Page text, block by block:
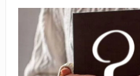
APA HUKUM MEMPERCEPAT
SEBELUM TIBA SAAT WAJIB?
HAKIKAT NIKMAT DI DUNIA!